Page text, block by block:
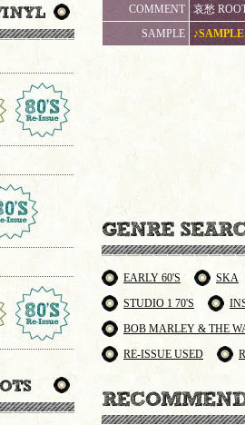
COMMENT
哀愁
SAMPLE
♪SAMPLE
EARLY 60'S
SKA
STUDIO 1 70'S
BOB MARLEY & THE
RE-ISSUE USED